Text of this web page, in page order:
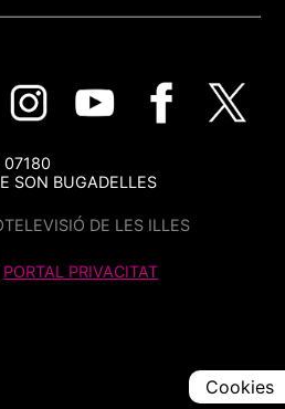
07180
SON BUGADELLES
DE LES ILLES
PORTAL PRIVACITAT
Cookies